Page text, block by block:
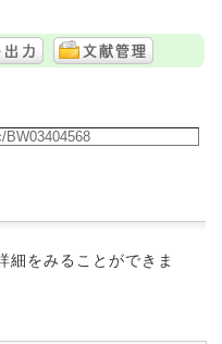
細をみることができま